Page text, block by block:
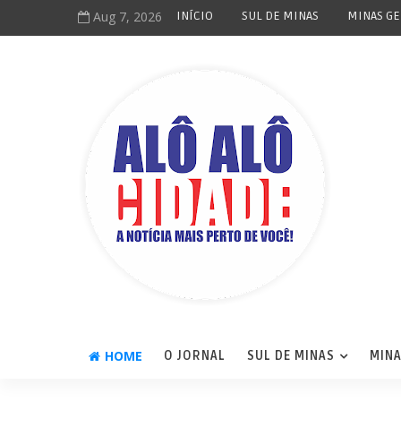
Aug 7, 2026 INÍCIO SUL DE MINAS MINAS
HOME O JORNAL SUL DE MINAS